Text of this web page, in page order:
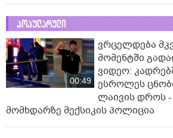
პოპულარული
00:49
ვრცელდება
მომენტში
ვიდეო:
ესროლეს
ლაივის დროს -
მომხდარზე მექსიკის პოლიცია